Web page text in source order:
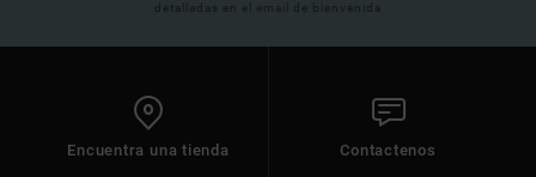
detalladas en el email de bienvenida
Encuentra una tienda Contactenos